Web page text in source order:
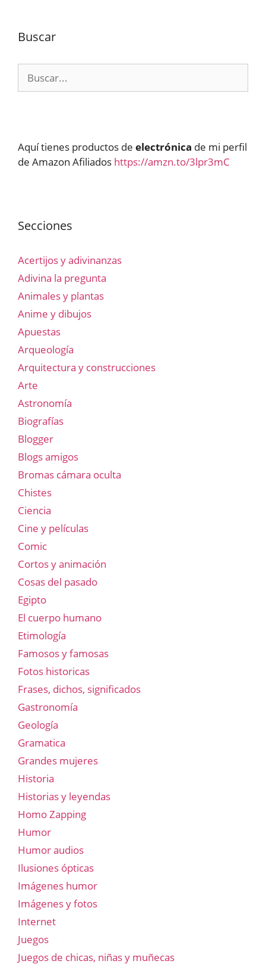
Buscar
Aquí tienes productos de electrónica de mi perfil
de Amazon Afiliados https://amzn.to/3lpr3mC
Secciones
Acertijos y adivinanzas
Adivina la pregunta
Animales y plantas
Anime y dibujos
Apuestas
Arqueología
Arquitectura y construcciones
Arte
Astronomía
Biografías
Blogger
Blogs amigos
Bromas cámara oculta
Chistes
Ciencia
Cine y películas
Comic
Cortos y animación
Cosas del pasado
Egipto
El cuerpo humano
Etimología
Famosos y famosas
Fotos historicas
Frases, dichos, significados
Gastronomía
Geología
Gramatica
Grandes mujeres
Historia
Historias y leyendas
Homo Zapping
Humor
Humor audios
Ilusiones ópticas
Imágenes humor
Imágenes y fotos
Internet
Juegos
Juegos de chicas, niñas y muñecas